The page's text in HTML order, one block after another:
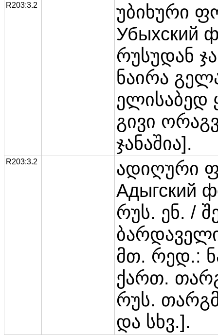
R203:3.2
უბიხური
Убыхский
რუსუდან
ნაირა
ელისაბედ
გივი
ჯანაშია].
R203:3.2
ადიღური
Адыгский
რუს. ენ. /
მთ. რედ.:
ქართ.
რუს.
და სხვ.].